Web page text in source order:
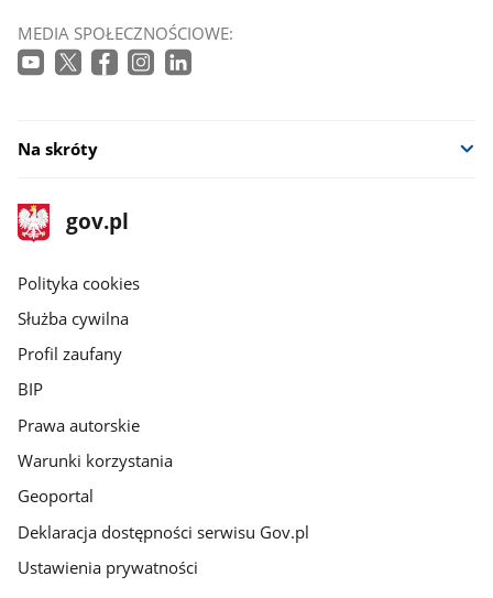
MEDIA SPOŁECZNOŚCIOWE:
Na skróty
stopka
gov.pl
Strona
gov.pl
gov.pl
Polityka cookies
Służba cywilna
Profil zaufany
BIP
Prawa autorskie
Warunki korzystania
Geoportal
Deklaracja dostępności serwisu Gov.pl
Ustawienia prywatności